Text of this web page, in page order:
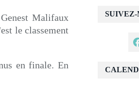
Malifaux
le classement
en finale. En